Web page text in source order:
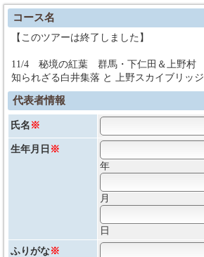
コース名
【このツアーは終了しました】
11/4 秘境の紅葉 群馬・下仁田＆上野村
知られざる白井集落 と 上野スカイブリッジ
代表者情報
氏名 ※
生年月日 ※
年
月
日
ふりがな※